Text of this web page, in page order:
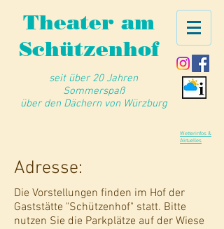
Theater am
Schützenhof
seit über 20 Jahren
Sommerspaß
über den Dächern von Würzburg
Wetterinfos &
Aktuelles
Adresse:
Die Vorstellungen finden im Hof der
Gaststätte "Schützenhof" statt. Bitte
nutzen Sie die Parkplätze auf der Wiese